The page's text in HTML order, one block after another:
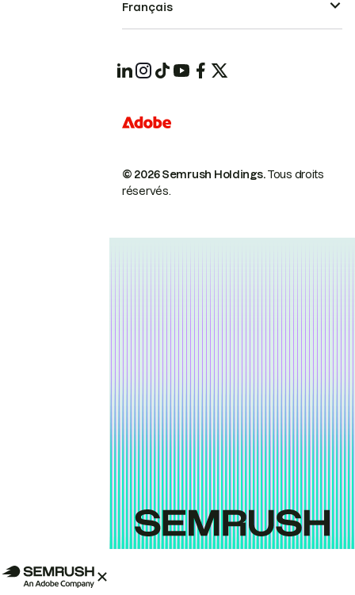
© 2026 Semrush Holdings.Tous droits
réservés.
Français